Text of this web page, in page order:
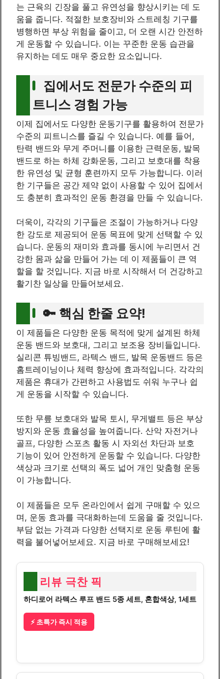
는 근육의 긴장을 풀고 유연성을 향상시키는 데 도
움을 줍니다. 적절한 보호장비와 스트레칭 기구를
병행하면 부상 위험을 줄이고, 더 오랜 시간 안전하
게 운동할 수 있습니다. 이는 꾸준한 운동 습관을
유지하는 데도 매우 중요한 요소입니다.
집에서도 전문가 수준의 피
트니스 경험 가능
이제 집에서도 다양한 운동기구를 활용하여 전문가
수준의 피트니스를 즐길 수 있습니다. 예를 들어,
탄력 밴드와 무게 주머니를 이용한 근력운동, 발목
밴드로 하는 하체 강화운동, 그리고 보호대를 착용
한 유연성 및 균형 훈련까지 모두 가능합니다. 이러
한 기구들은 공간 제약 없이 사용할 수 있어 집에서
도 충분히 효과적인 운동 환경을 만들 수 있습니다.
더욱이, 각각의 기구들은 조절이 가능하거나 다양
한 강도로 제공되어 운동 목표에 맞게 선택할 수 있
습니다. 운동의 재미와 효과를 동시에 누리면서 건
강한 몸과 삶을 만들어 가는 데 이 제품들이 큰 역
할을 할 것입니다. 지금 바로 시작해서 더 건강하고
활기찬 일상을 만들어보세요.
🔑 핵심 한줄 요약!
이 제품들은 다양한 운동 목적에 맞게 설계된 하체
운동 밴드와 보호대, 그리고 보조용 장비들입니다.
실리콘 튜빙밴드, 라텍스 밴드, 발목 운동밴드 등은
홈트레이닝이나 체력 향상에 효과적입니다. 각각의
제품은 휴대가 간편하고 사용법도 쉬워 누구나 쉽
게 운동을 시작할 수 있습니다.
또한 무릎 보호대와 발목 토시, 무게밸트 등은 부상
방지와 운동 효율성을 높여줍니다. 산악 자전거나
골프, 다양한 스포츠 활동 시 자외선 차단과 보호
기능이 있어 안전하게 운동할 수 있습니다. 다양한
색상과 크기로 선택의 폭도 넓어 개인 맞춤형 운동
이 가능합니다.
이 제품들은 모두 온라인에서 쉽게 구매할 수 있으
며, 운동 효과를 극대화하는데 도움을 줄 것입니다.
부담 없는 가격과 다양한 선택지로 운동 루틴에 활
력을 불어넣어보세요. 지금 바로 구매해보세요!
리뷰 극찬 픽
하디로어 라텍스 루프 밴드 5종 세트, 혼합색상, 1세트
⚡ 초특가 즉시 적용